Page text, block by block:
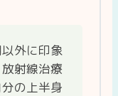
外に印象
射線治療
の上半身